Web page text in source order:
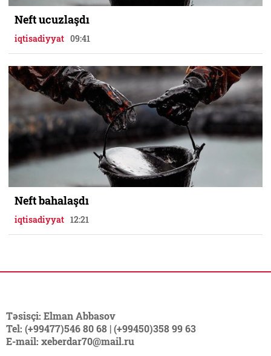
Neft ucuzlaşdı
iqtisadiyyat 09:41
Neft bahalaşdı
iqtisadiyyat 12:21
Təsisçi: Elman Abbasov
Tel: (+99477)546 80 68 | (+99450)358 99 63
E-mail: xeberdar70@mail.ru